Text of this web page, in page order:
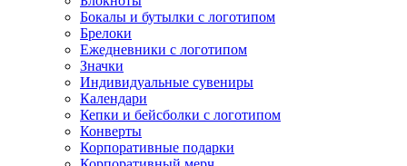
Бокалы и бутылки с логотипом
Брелоки
Ежедневники с логотипом
Значки
Индивидуальные сувениры
Календари
Кепки и бейсболки с логотипом
Конверты
Корпоративные подарки